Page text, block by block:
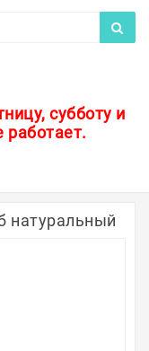
субботу и
работает.
натуральный